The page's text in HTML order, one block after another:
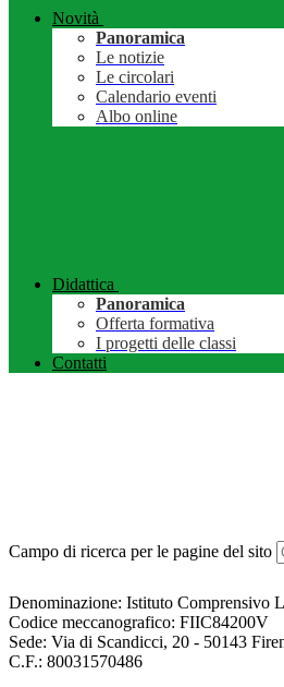
Novità
Panoramica
Le notizie
Le circolari
Calendario eventi
Albo online
Didattica
Panoramica
Offerta formativa
I progetti delle classi
Contatti
Campo di ricerca per le pagine del sito
Denominazione: Istituto Comprensivo
Codice meccanografico: FIIC84200V
Sede: Via di Scandicci, 20 - 50143
C.F.: 80031570486